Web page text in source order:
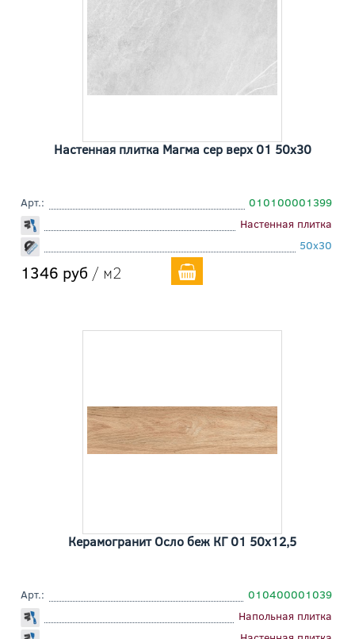
Настенная плитка Магма сер верх 01 50x30
Арт.:
010100001399
Настенная плитка
50x30
1346 руб / м2
Керамогранит Осло беж КГ 01 50x12,5
Арт.:
010400001039
Напольная плитка